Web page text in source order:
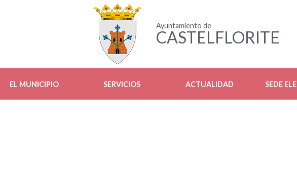
Ayuntamiento de
CASTELFLORITE
EL MUNICIPIO SERVICIOS ACTUALIDAD SEDE